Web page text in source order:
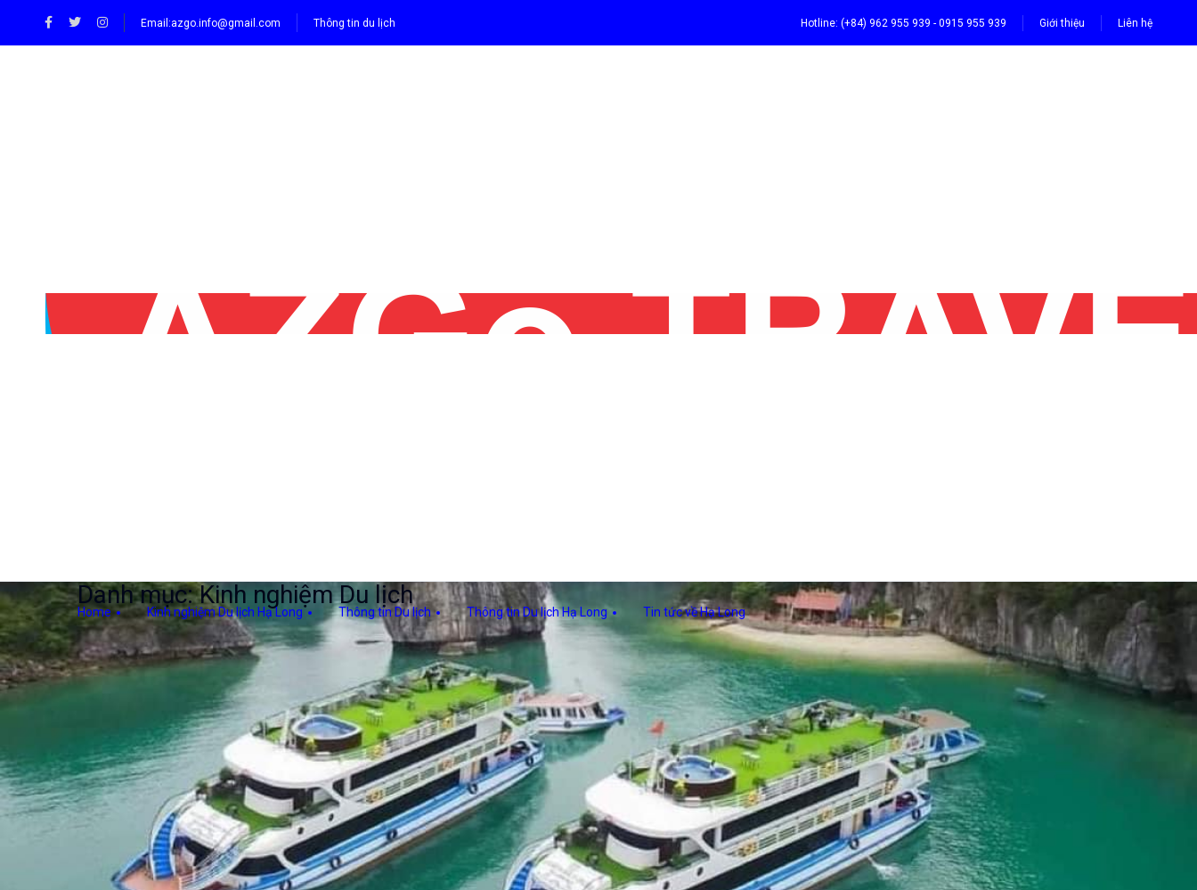
Email:azgo.info@gmail.com Thông tin du lịch Hotline: (+84) 962 955 939 - 0915 955 939 Giới thiệu Liên hệ
Danh mục:Kinh nghiệm Du lịch
Home Kinh nghiệm Du lịch Hạ Long Thông tin Du lịch Thông tin Du lịch Hạ Long Tin tức về Hạ Long